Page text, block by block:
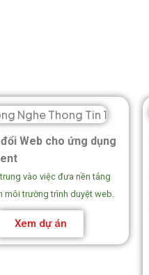
Web cho ứng dụng
vào việc đưa nền tảng
môi trường trình duyệt web.
Xem dự án